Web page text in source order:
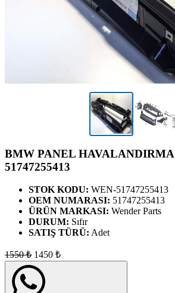
BMW PANEL
51747255413
STOK KODU: WEN-51747255413
OEM NUMARASI: 51747255413
ÜRÜN MARKASI: Wender Parts
DURUM: Sıfır
SATIŞ TÜRÜ: Adet
1550₺ 1450 ₺